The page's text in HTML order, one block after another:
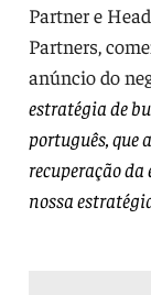
Partner e
Partners,
anúncio do
estratégia de
português, que
recuperação
nossa